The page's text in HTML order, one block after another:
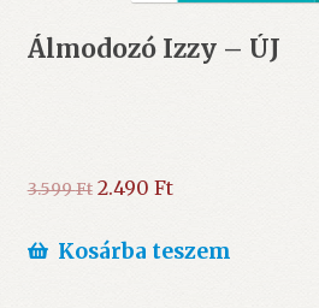
Álmodozó Izzy – ÚJ
3.599Ft Original
was:
2.490 FtCurrent
is:
Kosárba teszem